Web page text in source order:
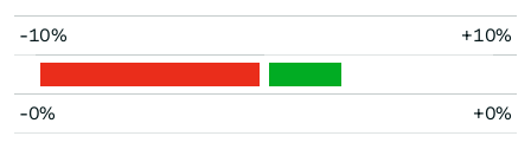
-10% +10%
-0% +0%